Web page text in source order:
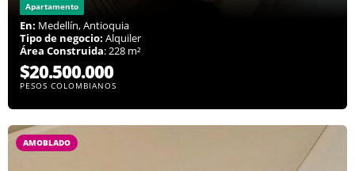
Apartamento
En: Medellín, Antioquia
Tipo de negocio: Alquiler
Área Construida: 228 m²
$20.500.000
PESOS COLOMBIANOS
AMOBLADO